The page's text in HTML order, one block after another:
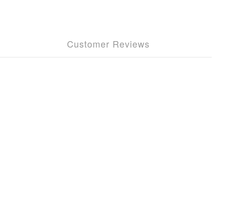
Customer Reviews